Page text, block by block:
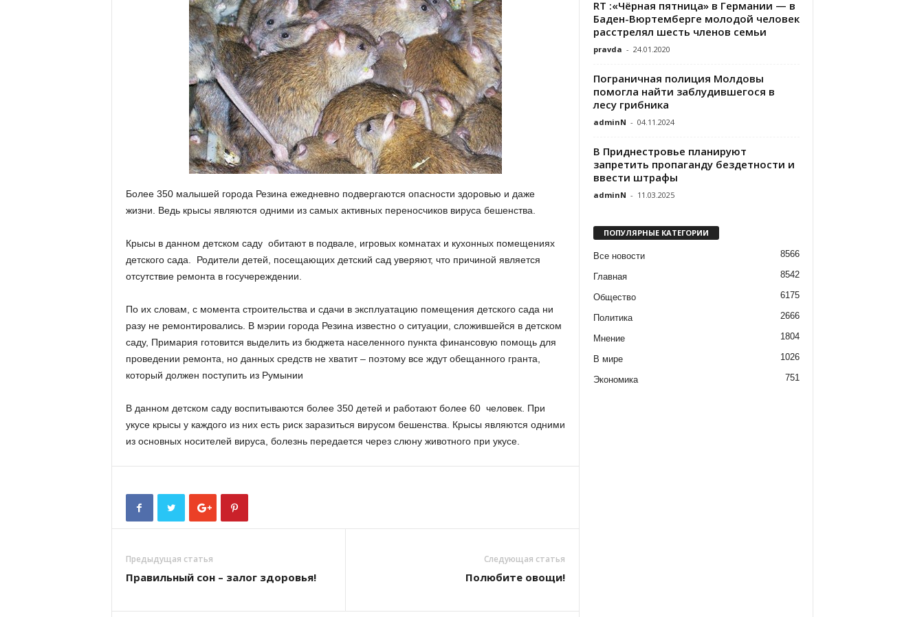
Более 350 малышей города Резина ежедневно подвергаются опасности здоровью и даже
жизни. Ведь крысы являются одними из самых активных переносчиков вируса бешенства.
Крысы в данном детском саду обитают в подвале, игровых комнатах и кухонных помещениях
детского сада. Родители детей, посещающих детский сад уверяют, что причиной является
отсутствие ремонта в госучереждении.
По их словам, с момента строительства и сдачи в эксплуатацию помещения детского сада ни
разу не ремонтировались. В мэрии города Резина известно о ситуации, сложившейся в детском
саду, Примария готовится выделить из бюджета населенного пункта финансовую помощь для
проведении ремонта, но данных средств не хватит – поэтому все ждут обещанного гранта,
который должен поступить из Румынии
В данном детском саду воспитываются более 350 детей и работают более 60 человек. При
укусе крысы у каждого из них есть риск заразиться вирусом бешенства. Крысы являются одними
из основных носителей вируса, болезнь передается через слюну животного при укусе.
Предыдущая статья
Правильный сон – залог здоровья!
Следующая статья
Полюбите овощи!
RT :«Чёрная пятница» в Германии — в
Баден-Вюртемберге молодой человек
расстрелял шесть членов семьи
pravda - 24.01.2020
Пограничная полиция Молдовы
помогла найти заблудившегося в
лесу грибника
adminN - 04.11.2024
В Приднестровье планируют
запретить пропаганду бездетности и
ввести штрафы
adminN - 11.03.2025
ПОПУЛЯРНЫЕ КАТЕГОРИИ
Все новости 8566
Главная 8542
Общество 6175
Политика 2666
Мнение 1804
В мире 1026
Экономика 751